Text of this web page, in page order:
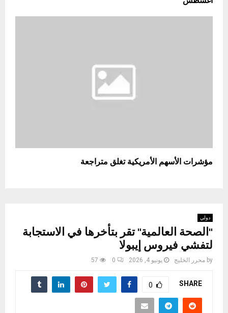
مؤشرات الأسهم الأمريكية تغلق متراجعة
دولي
"الصحة العالمية" تقر بتأخرها في الاستجابة
لتفشي فيروس إيبولا
by محرر الخليج يونيو 4, 2026 0
57
SHARE
0